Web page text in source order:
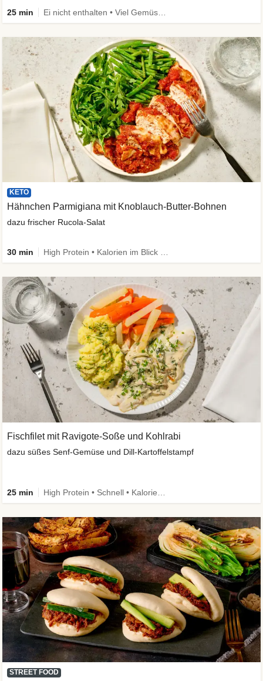
25 min
KETO
Hähnchen Parmigiana mit Knoblauch-Butter-Bohnen
dazu frischer Rucola-Salat
30 min
Fischfilet mit Ravigote-Soße und Kohlrabi
dazu süßes Senf-Gemüse und Dill-Kartoffelstampf
25 min
STREET FOOD